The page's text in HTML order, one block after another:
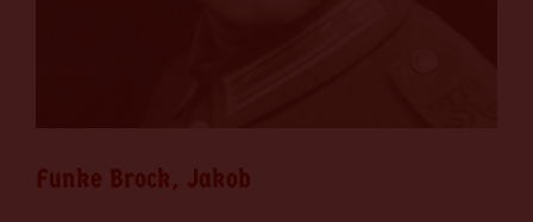
Funke Brock, Jakob